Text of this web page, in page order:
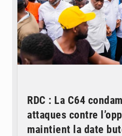
RDC : La C64
attaques contre
maintient la date